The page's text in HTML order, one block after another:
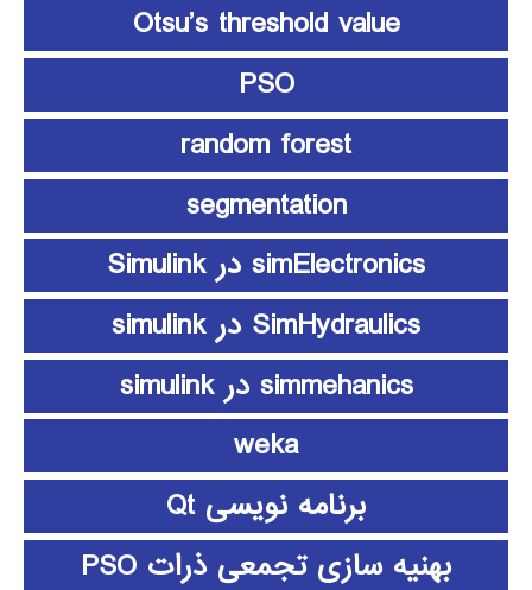
Otsu’s threshold value
PSO
random forest
segmentation
simElectronics در Simulink
SimHydraulics در simulink
simmehanics در simulink
weka
برنامه نویسی Qt
بهنیه سازی تجمعی ذرات PSO